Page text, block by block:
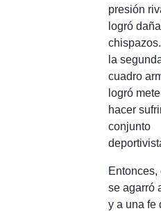
presión
logró
la
cuadro
logró
hacer
conjunto
se agarró
y a una fe